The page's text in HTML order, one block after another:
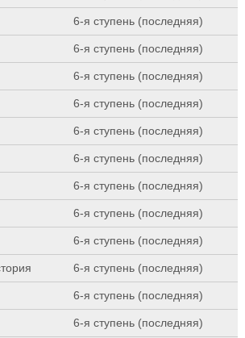
6-я ступень (последняя)
6-я ступень (последняя)
6-я ступень (последняя)
6-я ступень (последняя)
6-я ступень (последняя)
6-я ступень (последняя)
6-я ступень (последняя)
6-я ступень (последняя)
6-я ступень (последняя)
6-я ступень (последняя)
6-я ступень (последняя)
6-я ступень (последняя)